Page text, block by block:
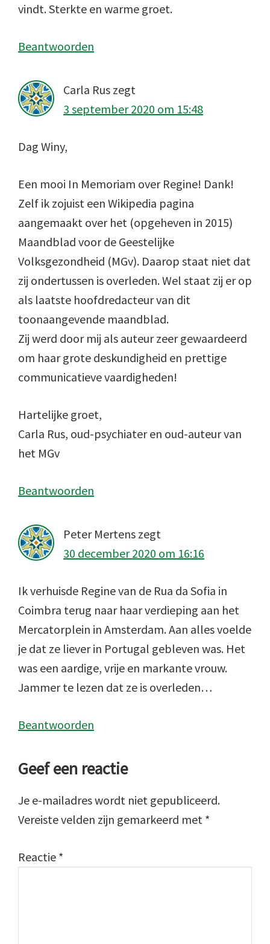
vindt. Sterkte en warme groet.
Beantwoorden
Carla Rus zegt
3 september 2020 om 15:48
Dag Winy,
Een mooi In Memoriam over Regine! Dank!
Zelf ik zojuist een Wikipedia pagina
aangemaakt over het (opgeheven in 2015)
Maandblad voor de Geestelijke
Volksgezondheid (MGv). Daarop staat niet dat
zij ondertussen is overleden. Wel staat zij er op
als laatste hoofdredacteur van dit
toonaangevende maandblad.
Zij werd door mij als auteur zeer gewaardeerd
om haar grote deskundigheid en prettige
communicatieve vaardigheden!
Hartelijke groet,
Carla Rus, oud-psychiater en oud-auteur van
het MGv
Beantwoorden
Peter Mertens zegt
30 december 2020 om 16:16
Ik verhuisde Regine van de Rua da Sofia in
Coimbra terug naar haar verdieping aan het
Mercatorplein in Amsterdam. Aan alles voelde
je dat ze liever in Portugal gebleven was. Het
was een aardige, vrije en markante vrouw.
Jammer te lezen dat ze is overleden…
Beantwoorden
Geef een reactie
Je e-mailadres wordt niet gepubliceerd.
Vereiste velden zijn gemarkeerd met *
Reactie *